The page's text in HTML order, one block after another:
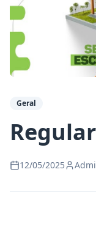
Geral
12/05/2025